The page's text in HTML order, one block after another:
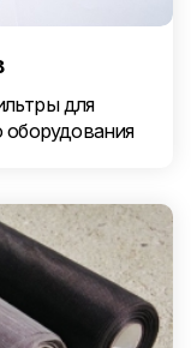
для
оборудования